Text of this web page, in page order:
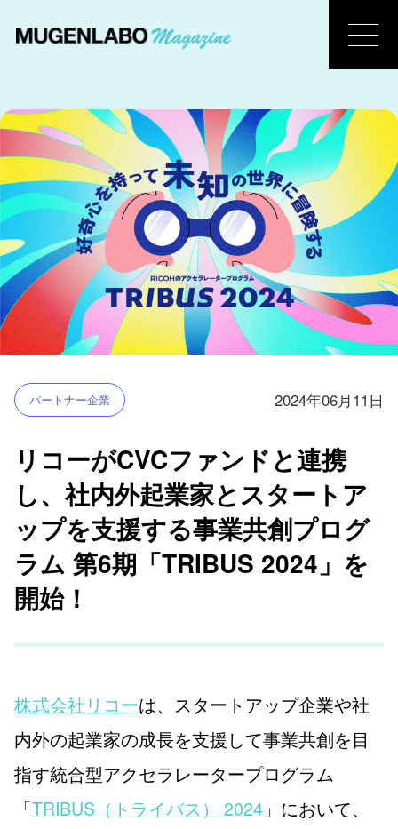
パートナー企業 2024年06月11日
リコーがCVCファンドと連携
し、社内外起業家とスタートア
ップを支援する事業共創プログ
ラム 第6期「TRIBUS 2024」を
開始！
株式会社リコーは、スタートアップ企業や社
内外の起業家の成長を支援して事業共創を目
指す統合型アクセラレータープログラム
「TRIBUS（トライバス） 2024 」において、